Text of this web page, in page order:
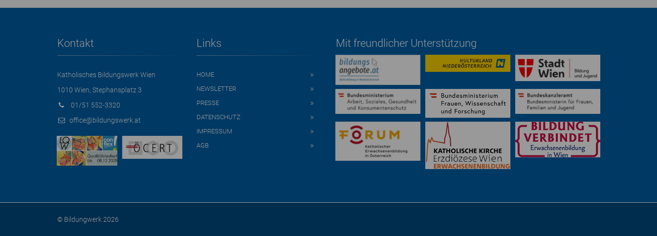
Kontakt
Katholisches Bildungswerk Wien
1010 Wien, Stephansplatz 3
01/51 552-3320
office@bildungswerk.at
Links
HOME
NEWSLETTER
PRESSE
DATENSCHUTZ
IMPRESSUM
AGB
Mit freundlicher Unterstützung
© Bildungwerk 2026